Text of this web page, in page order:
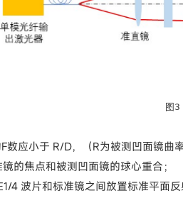
图
数应小于 R/D，（R为被测凹面镜曲
的焦点和被测凹面镜的球心重合；
1/4 波片和标准镜之间放置标准平面